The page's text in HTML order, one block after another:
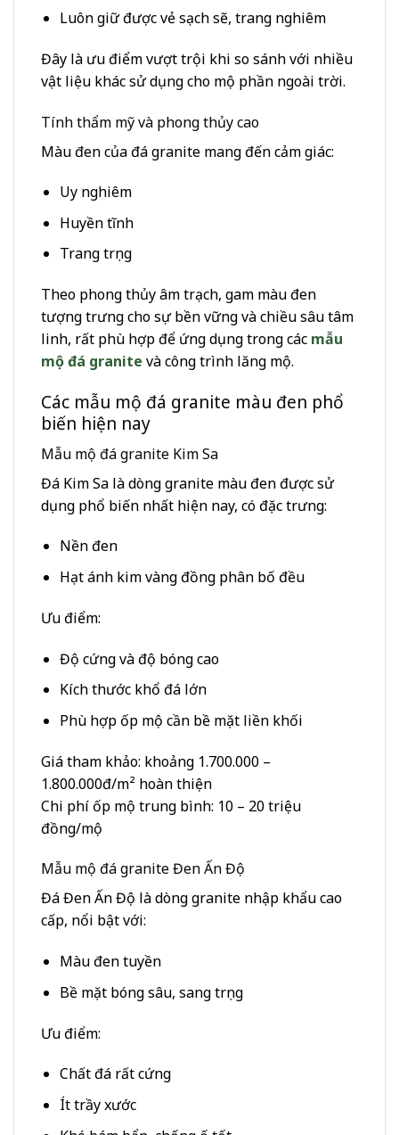
Luôn giữ được vẻ sạch sẽ, trang nghiêm
Đây là ưu điểm vượt trội khi so sánh với nhiều
vật liệu khác sử dụng cho mộ phần ngoài trời.
Tính thẩm mỹ và phong thủy cao
Màu đen của đá granite mang đến cảm giác:
Uy nghiêm
Huyền tĩnh
Trang trọng
Theo phong thủy âm trạch, gam màu đen
tượng trưng cho sự bền vững và chiều sâu tâm
linh, rất phù hợp để ứng dụng trong các mẫu
mộ đá granite và công trình lăng mộ.
Các mẫu mộ đá granite màu đen phổ
biến hiện nay
Mẫu mộ đá granite Kim Sa
Đá Kim Sa là dòng granite màu đen được sử
dụng phổ biến nhất hiện nay, có đặc trưng:
Nền đen
Hạt ánh kim vàng đồng phân bố đều
Ưu điểm:
Độ cứng và độ bóng cao
Kích thước khổ đá lớn
Phù hợp ốp mộ cần bề mặt liền khối
Giá tham khảo: khoảng 1.700.000 –
1.800.000đ/m² hoàn thiện
Chi phí ốp mộ trung bình: 10 – 20 triệu
đồng/mộ
Mẫu mộ đá granite Đen Ấn Độ
Đá Đen Ấn Độ là dòng granite nhập khẩu cao
cấp, nổi bật với:
Màu đen tuyền
Bề mặt bóng sâu, sang trọng
Ưu điểm:
Chất đá rất cứng
Ít trầy xước